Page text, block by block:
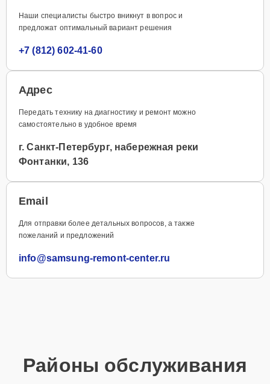
Наши специалисты быстро вникнут в вопрос и
предложат оптимальный вариант решения
+7 (812) 602-41-60
Адрес
Передать технику на диагностику и ремонт можно
самостоятельно в удобное время
г. Санкт-Петербург, набережная реки
Фонтанки, 136
Email
Для отправки более детальных вопросов, а также
пожеланий и предложений
info@samsung-remont-center.ru
Районы обслуживания